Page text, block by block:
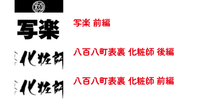
写楽 前編
八百八町表裏 化粧師 後編
八百八町表裏 化粧師 前編